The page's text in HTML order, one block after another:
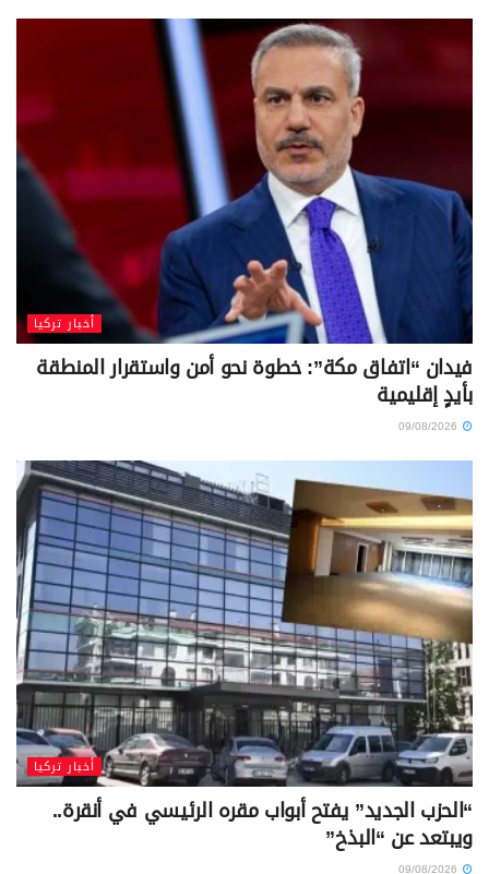
أخبار تركيا
فيدان “اتفاق مكة”: خطوة نحو أمن واستقرار المنطقة
بأيدٍ إقليمية
أخبار تركيا
“الحزب الجديد” يفتح أبواب مقره الرئيسي في أنقرة..
ويبتعد عن “البذخ”